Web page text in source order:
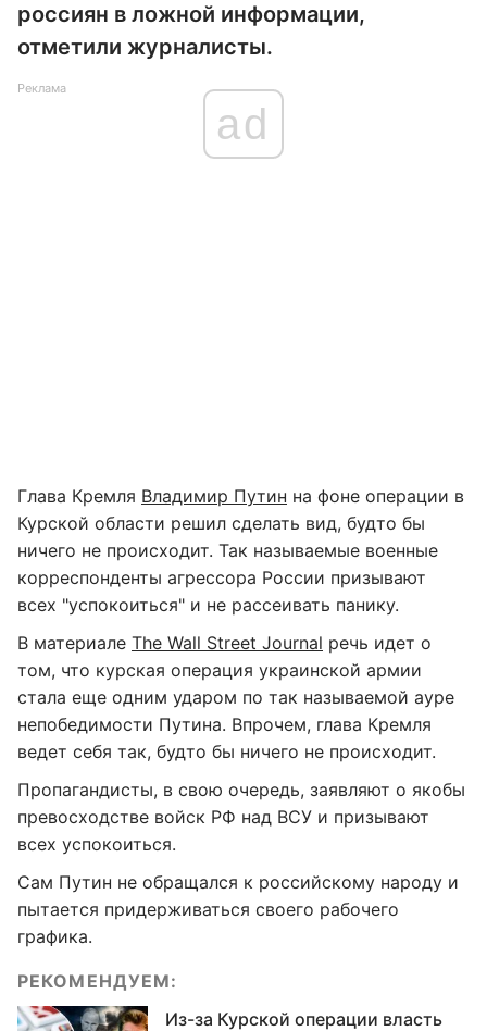
россиян в ложной информации,
отметили журналисты.
Реклама
ad
Глава Кремля Владимир Путин на фоне операции в
Курской области решил сделать вид, будто бы
ничего не происходит. Так называемые военные
корреспонденты агрессора России призывают
всех "успокоиться" и не рассеивать панику.
В материале The Wall Street Journal речь идет о
том, что курская операция украинской армии
стала еще одним ударом по так называемой ауре
непобедимости Путина. Впрочем, глава Кремля
ведет себя так, будто бы ничего не происходит.
Пропагандисты, в свою очередь, заявляют о якобы
превосходстве войск РФ над ВСУ и призывают
всех успокоиться.
Сам Путин не обращался к российскому народу и
пытается придерживаться своего рабочего
графика.
РЕКОМЕНДУЕМ:
Из-за Курской операции власть